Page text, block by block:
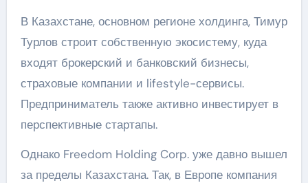
В Казахстане, основном регионе холдинга, Тимур
Турлов строит собственную экосистему, куда
входят брокерский и банковский бизнесы,
страховые компании и lifestyle-сервисы.
Предприниматель также активно инвестирует в
перспективные стартапы.
Однако Freedom Holding Corp. уже давно вышел
за пределы Казахстана. Так, в Европе компания